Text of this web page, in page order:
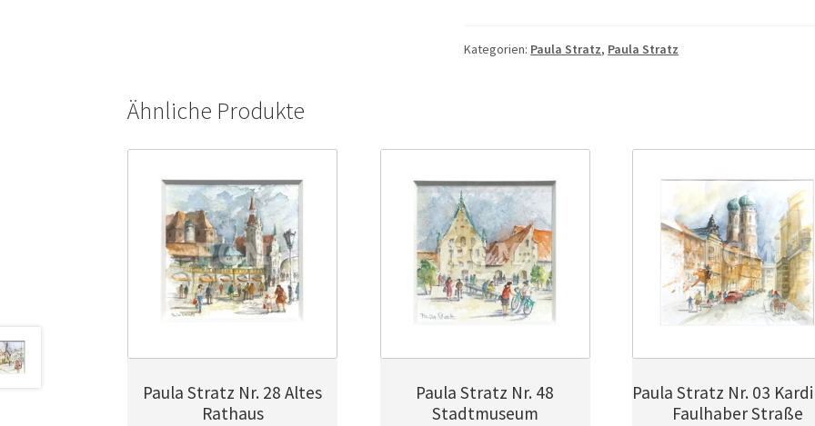
Am
Kategorien: Paula Stratz, Paula Stratz
Ähnliche Produkte
Paula Stratz Nr. 28 Altes
Rathaus
Paula Stratz Nr. 48
Stadtmuseum
Paula Stratz Nr. 03
Faulhaber Straße